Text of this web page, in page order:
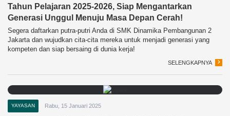
Tahun Pelajaran 2025-2026, Siap Mengantarkan
Generasi Unggul Menuju Masa Depan Cerah!
Segera daftarkan putra-putri Anda di SMK Dinamika Pembangunan 2
Jakarta dan wujudkan cita-cita mereka untuk menjadi generasi yang
kompeten dan siap bersaing di dunia kerja!
SELENGKAPNYA
YAYASAN Rabu, 15 Januari 2025